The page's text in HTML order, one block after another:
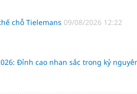
chỗ Tielemans 09/08/2026 12:22
Đỉnh cao nhan sắc trong kỷ